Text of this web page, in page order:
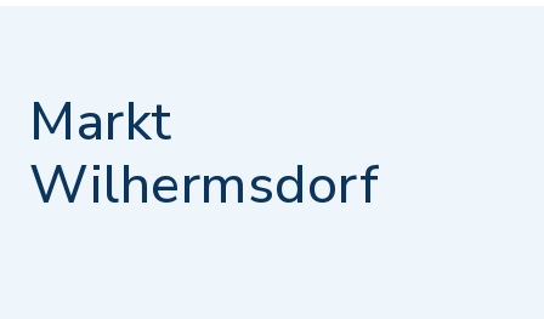
Markt
Wilhermsdorf